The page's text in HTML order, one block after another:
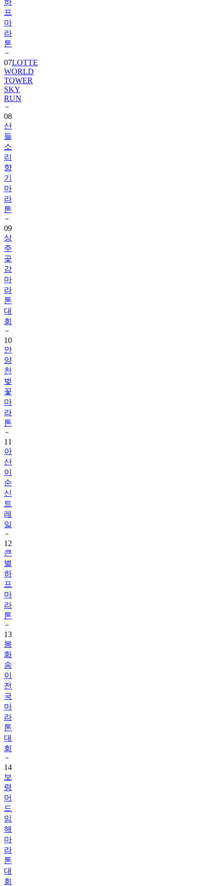
하
프
마
라
톤
07LOTTE
WORLD
TOWER
SKY
RUN
08
산
들
소
리
향
기
마
라
톤
09
상
주
곶
감
마
라
톤
대
회
10
안
양
천
벚
꽃
마
라
톤
11
아
산
이
순
신
트
레
일
12
큰
별
하
프
마
라
톤
13
봉
화
송
이
전
국
마
라
톤
대
회
14
보
령
머
드
임
해
마
라
톤
대
회